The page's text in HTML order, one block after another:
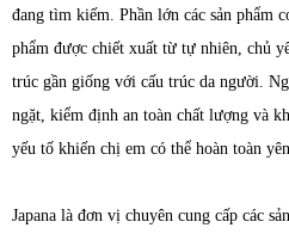
đang tìm kiếm. Phần lớn các sản phẩm
phẩm được chiết xuất từ tự nhiên, chủ
trúc gần giống với cấu trúc da người.
ngặt, kiểm định an toàn chất lượng và
yếu tố khiến chị em có thể hoàn toàn
Japana là đơn vị chuyên cung cấp các